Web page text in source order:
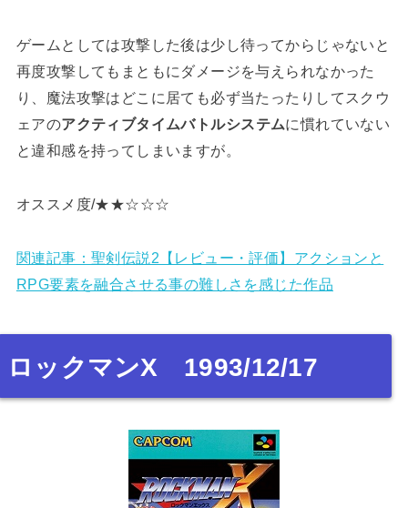
ゲームとしては攻撃した後は少し待ってからじゃないと
再度攻撃してもまともにダメージを与えられなかった
り、魔法攻撃はどこに居ても必ず当たったりしてスクウ
ェアのアクティブタイムバトルシステムに慣れていない
と違和感を持ってしまいますが。
オススメ度/★★☆☆☆
関連記事：聖剣伝説2【レビュー・評価】アクションと
RPG要素を融合させる事の難しさを感じた作品
ロックマンX 1993/12/17